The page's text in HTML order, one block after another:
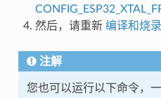
然后，请重新 编译和烧录
注解
您也可以运行以下命令，